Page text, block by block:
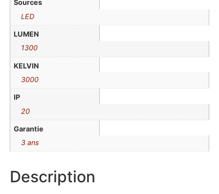
Sources
LED
LUMEN
1300
KELVIN
3000
IP
20
Garantie
3 ans
Description